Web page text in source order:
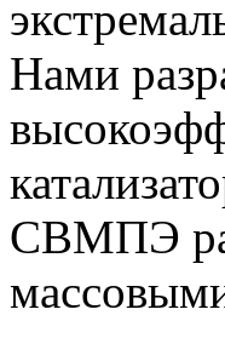
Нами
СВМПЭ